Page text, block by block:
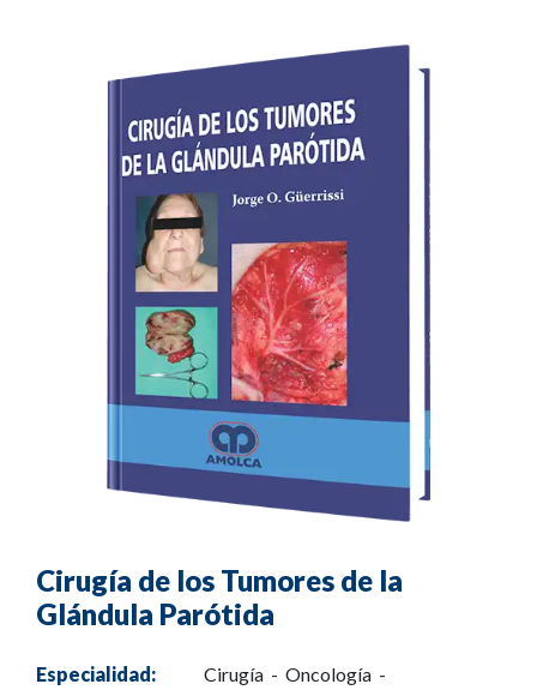
Cirugía de los Tumores de la
Glándula Parótida
Especialidad:
Cirugía - Oncología -